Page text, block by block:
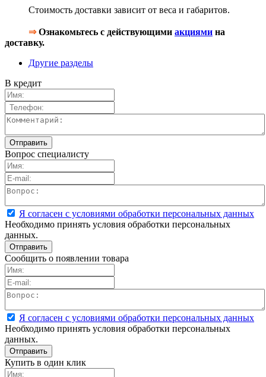
Стоимость доставки зависит от веса и габаритов.
⇒Ознакомьтесь с действующими акциями на
доставку.
Другие разделы
В кредит
Вопрос специалисту
Я согласен с условиями обработки персональных данных
Необходимо принять условия обработки персональных
данных.
Сообщить о появлении товара
Я согласен с условиями обработки персональных данных
Необходимо принять условия обработки персональных
данных.
Купить в один клик